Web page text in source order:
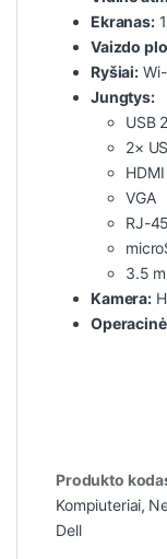
Ekranas:
Vaizdo
Ryšiai:
Jungtys:
USB
2×
HDMI
VGA
RJ-
3.5
Kamera:
Produkto
Kompiuteriai,
Dell